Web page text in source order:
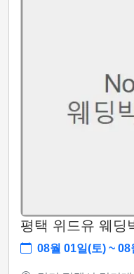
평택 위드유 웨딩
08월 01일(토) ~ 08